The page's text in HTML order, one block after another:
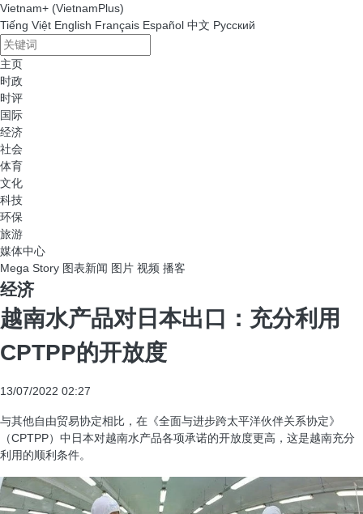
Vietnam+ (VietnamPlus)
Tiếng Việt English Français Español 中文 Русский
主页
时政
时评
国际
经济
社会
体育
文化
科技
环保
旅游
媒体中心
Mega Story 图表新闻 图片 视频 播客
经济
越南水产品对日本出口：充分利用
CPTPP的开放度
13/07/2022 02:27
与其他自由贸易协定相比，在《全面与进步跨太平洋伙伴关系协定》
（CPTPP）中日本对越南水产品各项承诺的开放度更高，这是越南充分
利用的顺利条件。